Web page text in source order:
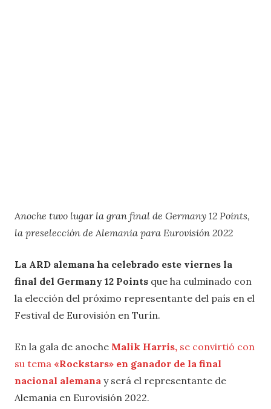
Anoche tuvo lugar la gran final de Germany 12 Points,
la preselección de Alemania para Eurovisión 2022
La ARD alemana ha celebrado este viernes la
final del Germany 12 Points que ha culminado con
la elección del próximo representante del país en el
Festival de Eurovisión en Turín.
En la gala de anoche Malik Harris, se convirtió con
su tema «Rockstars» en ganador de la final
nacional alemana y será el representante de
Alemania en Eurovisión 2022.